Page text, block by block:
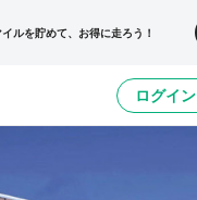
ルを貯めて、お得に走ろう！
ログイン